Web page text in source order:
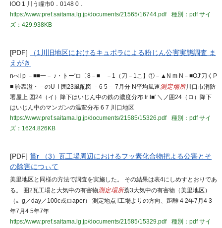
lOO 1 川う瞳市0．0148 0．
https://www.pref.saitama.lg.jp/documents/21565/16744.pdf
種別：pdfサイ
ズ：429.938KB
[PDF]
（1川旧地区におけるキュポラによる粉じん公害実態調査 ま
えがき
nべI p －■■一－ ♪・トー′ロ〔8－■ゝ－1（刀－1こ】①－▲N m N－■OJ′刀くP
■ 誇轟溢・－のU l 囲23風配図 －6 5－ 7月分 N平均風速測定場所川口市消防
署屋上 図24（イ）降下はいじん中の鉄の濃度分布 lr l■′ ＼ノ囲24（ロ）降下
はいじん中のマンガンの温変分布 6 7 川口地区
https://www.pref.saitama.lg.jp/documents/21585/15326.pdf
種別：pdfサイ
ズ：1624.826KB
[PDF] 嘗r （3）瓦工場周辺におけるフッ素化合物把よる公害とそ
の除害につぃて
美里地区と同様の方法で詞査を実施した。 その結果は表4にしめすとおりであ
る。 囲2瓦工場と大気中の有害物測定場所蓑3大気中の有害物（美里地区）
（〟g／day／100c戎ロaper） 測定地点 l工場よりの方向、距離 4 2年7月4 3
年7月4 5年7年
https://www.pref.saitama.lg.jp/documents/21585/15329.pdf
種別：pdfサイ